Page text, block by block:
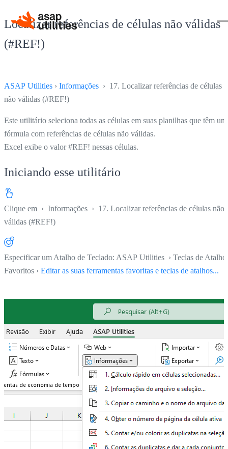
Localizar referências de células não válidas
(#REF!)
ASAP Utilities › Informações › 17. Localizar referências de células
não válidas (#REF!)
Este utilitário seleciona todas as células em suas planilhas que têm
fórmula com referências de células não válidas.
Excel exibe o valor #REF! nessas células.
Iniciando esse utilitário
Clique em › Informações › 17. Localizar referências de células não
válidas (#REF!)
Especificar um Atalho de Teclado: ASAP Utilities › Teclas de Atalho
Favoritos › Editar as suas ferramentas favoritas e teclas de atalhos...